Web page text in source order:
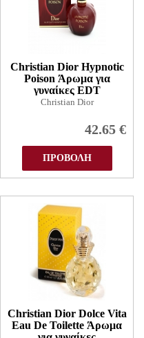
Christian Dior Hypnotic
Poison Άρωμα για
γυναίκες EDT
Christian Dior
42.65 €
ΠΡΟΒΟΛΗ
Christian Dior Dolce Vita
Eau De Toilette Άρωμα